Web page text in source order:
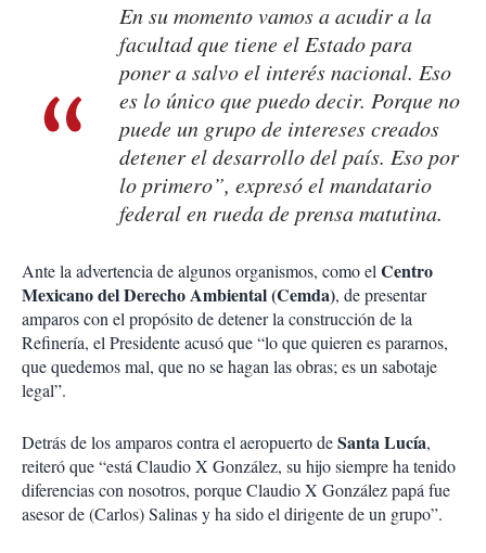
En su momento vamos a acudir a la
facultad que tiene el Estado para
poner a salvo el interés nacional. Eso
es lo único que puedo decir. Porque no
puede un grupo de intereses creados
detener el desarrollo del país. Eso por
lo primero”, expresó el mandatario
federal en rueda de prensa matutina.
Ante la advertencia de algunos organismos, como elCentro
Mexicano del Derecho Ambiental (Cemda), de presentar
amparos con el propósito de detener la construcción de la
Refinería, el Presidente acusó que “lo que quieren es pararnos,
que quedemos mal, que no se hagan las obras; es un sabotaje
legal”.
Detrás de los amparos contra el aeropuerto deSanta Lucía,
reiteró que “está Claudio X González, su hijo siempre ha tenido
diferencias con nosotros, porque Claudio X González papá fue
asesor de (Carlos) Salinas y ha sido el dirigente de un grupo”.